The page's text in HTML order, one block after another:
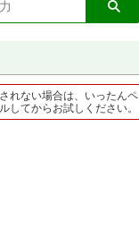
れない場合は、いったんペ
してからお試しください。